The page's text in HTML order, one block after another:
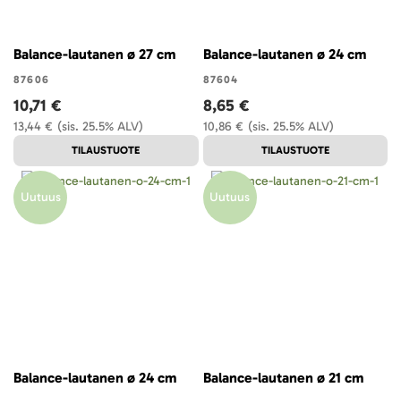
Balance-lautanen ø 27 cm
87606
(sis. 25.5% ALV)
13,44 €
10,71 €
TILAUSTUOTE
Balance-lautanen ø 24 cm
87604
(sis. 25.5% ALV)
10,86 €
8,65 €
TILAUSTUOTE
Uutuus
Balance-lautanen ø 24 cm
Uutuus
Balance-lautanen ø 21 cm